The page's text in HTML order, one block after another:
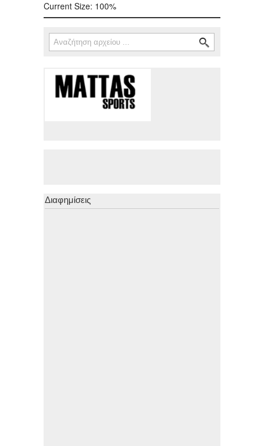
Current Size: 100%
Φόρμα αναζήτησης
Αναζήτηση
Διαφημίσεις